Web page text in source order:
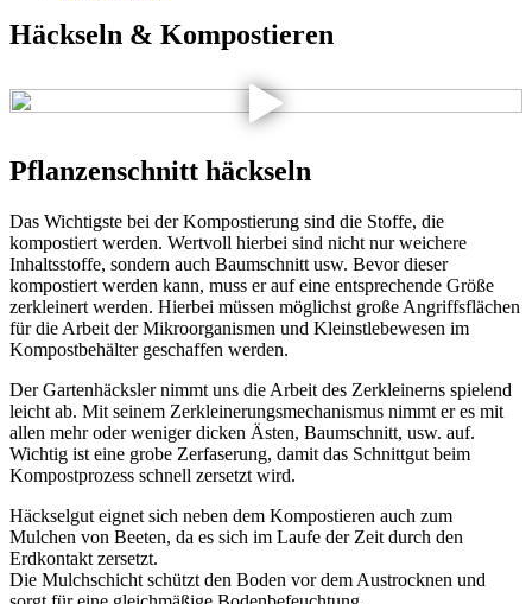
Häckseln & Kompostieren
Pflanzenschnitt häckseln
Das Wichtigste bei der Kompostierung sind die Stoffe, die
kompostiert werden. Wertvoll hierbei sind nicht nur weichere
Inhaltsstoffe, sondern auch Baumschnitt usw. Bevor dieser
kompostiert werden kann, muss er auf eine entsprechende Größe
zerkleinert werden. Hierbei müssen möglichst große Angriffsflächen
für die Arbeit der Mikroorganismen und Kleinstlebewesen im
Kompostbehälter geschaffen werden.
Der Gartenhäcksler nimmt uns die Arbeit des Zerkleinerns spielend
leicht ab. Mit seinem Zerkleinerungsmechanismus nimmt er es mit
allen mehr oder weniger dicken Ästen, Baumschnitt, usw. auf.
Wichtig ist eine grobe Zerfaserung, damit das Schnittgut beim
Kompostprozess schnell zersetzt wird.
Häckselgut eignet sich neben dem Kompostieren auch zum
Mulchen von Beeten, da es sich im Laufe der Zeit durch den
Erdkontakt zersetzt.
Die Mulchschicht schützt den Boden vor dem Austrocknen und